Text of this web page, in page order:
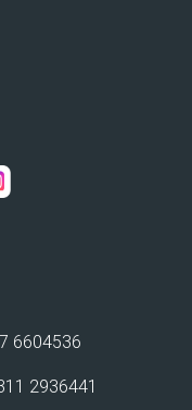
6604536
2936441